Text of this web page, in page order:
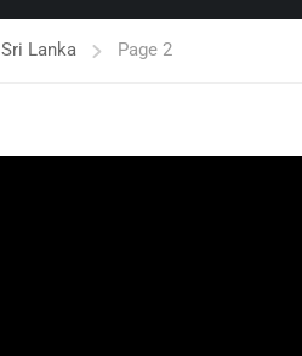
Sri Lanka Page 2